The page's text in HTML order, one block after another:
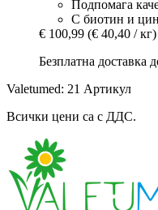
Подпомага
С биотин и
€ 100,99 (€ 40,40 / кг)
Безплатна доставка
Valetumed: 21 Артикул
Всички цени са с ДДС.